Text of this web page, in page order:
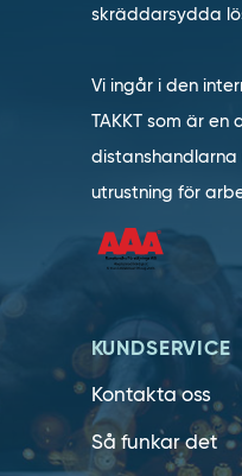
skräddarsydda
Vi ingår i den
TAKKT som är
distanshandlarna
utrustning för
KUNDSERVICE
Kontakta oss
Så funkar det